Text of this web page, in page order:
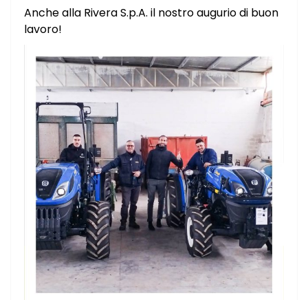
Anche alla Rivera S.p.A. il nostro augurio di buon
lavoro!